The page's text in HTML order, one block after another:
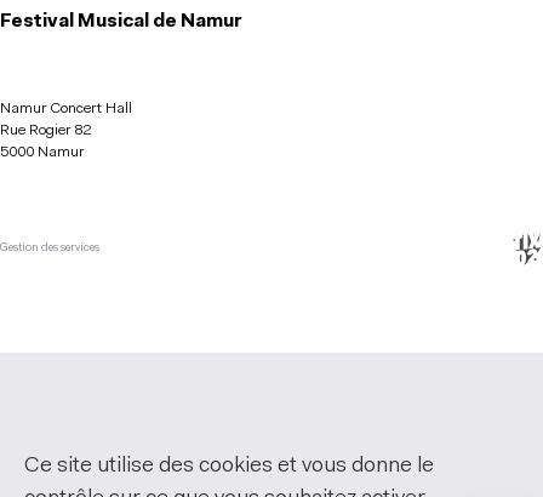
Festival Musical de Namur
Namur Concert Hall
Rue Rogier 82
5000 Namur
Gestion des services
Ce site utilise des cookies et vous donne le